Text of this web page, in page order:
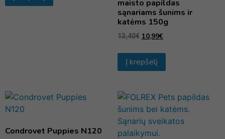
maisto papildas
sąnariams šunims ir
katėms 150g
13,40€ 10,99€
Į krepšelį
Condrovet Puppies N120